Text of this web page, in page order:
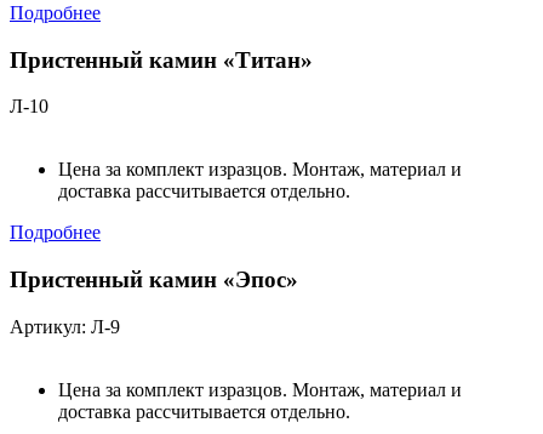
Подробнее
Пристенный камин «Титан»
Л-10
Цена за комплект изразцов. Монтаж, материал и
доставка рассчитывается отдельно.
Подробнее
Пристенный камин «Эпос»
Артикул: Л-9
Цена за комплект изразцов. Монтаж, материал и
доставка рассчитывается отдельно.